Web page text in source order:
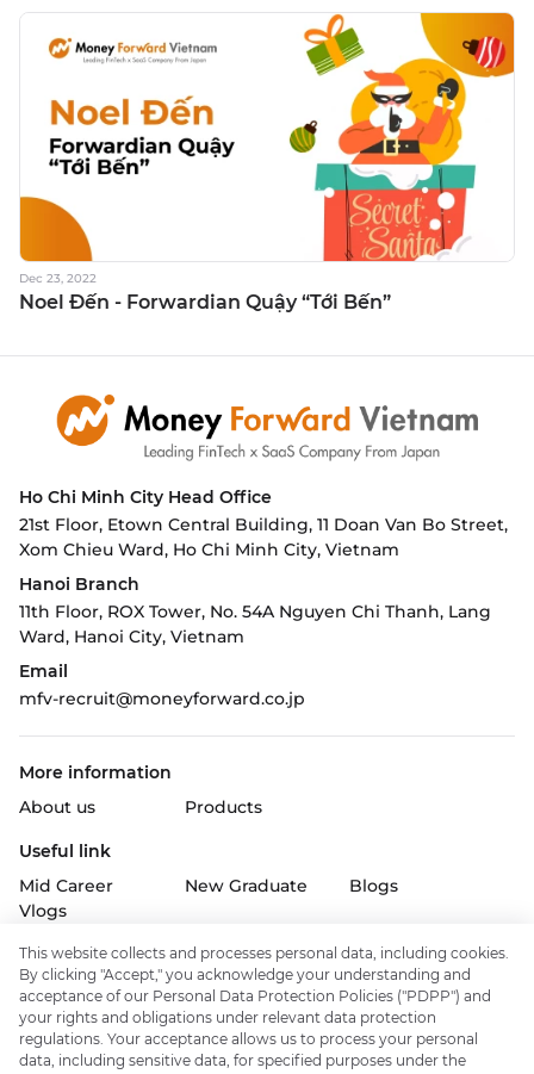
Dec 23, 2022
Noel Đến - Forwardian Quậy “Tới Bến”
Ho Chi Minh City Head Office
21st Floor, Etown Central Building, 11 Doan Van Bo Street,
Xom Chieu Ward, Ho Chi Minh City, Vietnam
Hanoi Branch
11th Floor, ROX Tower, No. 54A Nguyen Chi Thanh, Lang
Ward, Hanoi City, Vietnam
Email
mfv-recruit@moneyforward.co.jp
More information
About us
Products
Useful link
Mid Career
New Graduate
Blogs
Vlogs
Follow us on
Policy & support
This website collects and processes personal data, including cookies.
By clicking "Accept," you acknowledge your understanding and
acceptance of our Personal Data Protection Policies ("PDPP") and
your rights and obligations under relevant data protection
regulations. Your acceptance allows us to process your personal
data, including sensitive data, for specified purposes under the